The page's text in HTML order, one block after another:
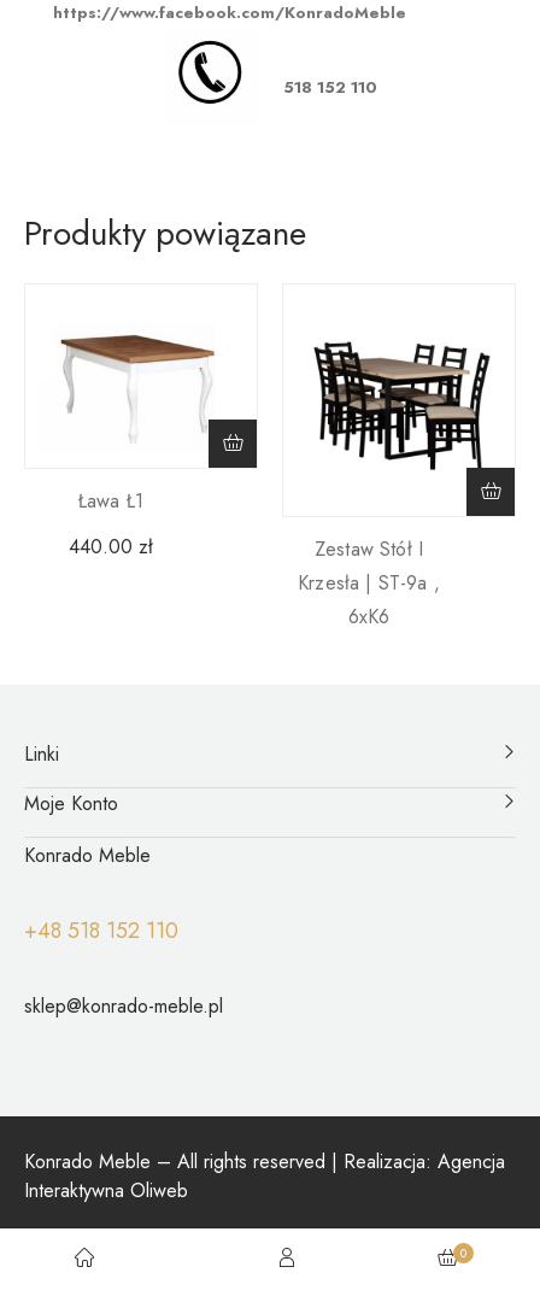
0
https://www.facebook.com/KonradoMeble
518 152 110
Produkty powiązane
Ława Ł1
440.00 zł
Zestaw Stół I
Krzesła | ST-9a ,
6xK6
Linki
Moje Konto
Konrado Meble
+48 518 152 110
sklep@konrado-meble.pl
Konrado Meble – All rights reserved | Realizacja: Agencja
Interaktywna Oliweb